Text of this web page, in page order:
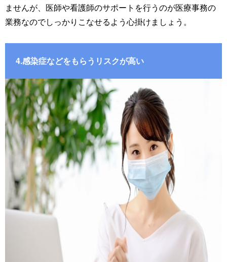
ませんが、医師や看護師のサポートを行うのが医療事務の
業務なのでしっかりこなせるよう心掛けましょう。
4.感染症などをもらうリスクが高い